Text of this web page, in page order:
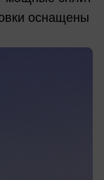
оснащены